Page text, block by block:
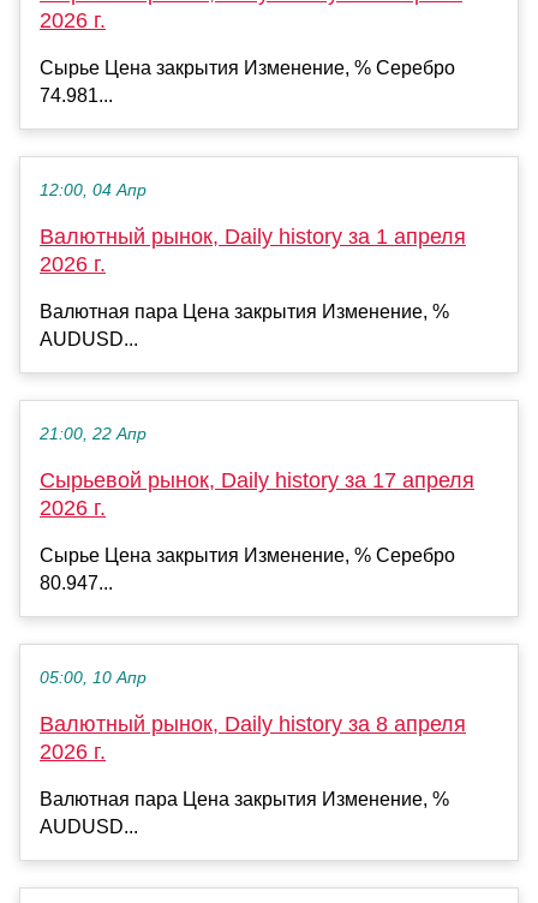
2026 г.
Сырье Цена закрытия Изменение, % Серебро
74.981...
12:00, 04 Апр
Валютный рынок, Daily history за 1 апреля
2026 г.
Валютная пара Цена закрытия Изменение, %
AUDUSD...
21:00, 22 Апр
Сырьевой рынок, Daily history за 17 апреля
2026 г.
Сырье Цена закрытия Изменение, % Серебро
80.947...
05:00, 10 Апр
Валютный рынок, Daily history за 8 апреля
2026 г.
Валютная пара Цена закрытия Изменение, %
AUDUSD...